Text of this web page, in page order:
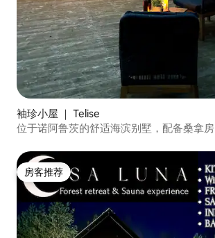
袖珍小屋 ｜ Telise
位于诺阿鲁茨的舒适海滨别墅，配备桑拿房
房客推荐
房客推荐